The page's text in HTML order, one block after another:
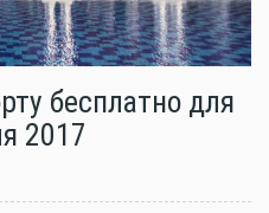
бесплатно для
2017